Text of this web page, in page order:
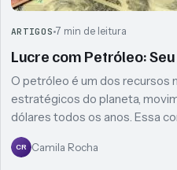
ARTIGOS 7 min de leitura
Lucre com Petróleo:
O petróleo é um dos recursos
estratégicos do planeta,
dólares todos os anos. Essa
CR Camila Rocha